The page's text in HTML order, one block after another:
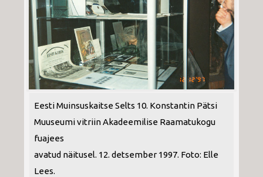
Eesti Muinsuskaitse Selts 10. Konstantin Pätsi
Muuseumi vitriin Akadeemilise Raamatukogu
fuajees
avatud näitusel. 12. detsember 1997. Foto: Elle
Lees.